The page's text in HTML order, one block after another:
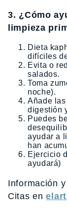
3. ¿Cómo
limpieza
Dieta
difíciles
Evita o
salados.
Toma
noche).
Añade
digestión
Puedes
ayudar a
han
Ejercicio
ayudará)
Información
Citas en